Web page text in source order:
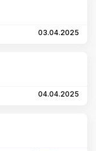
03.04.2025
04.04.2025